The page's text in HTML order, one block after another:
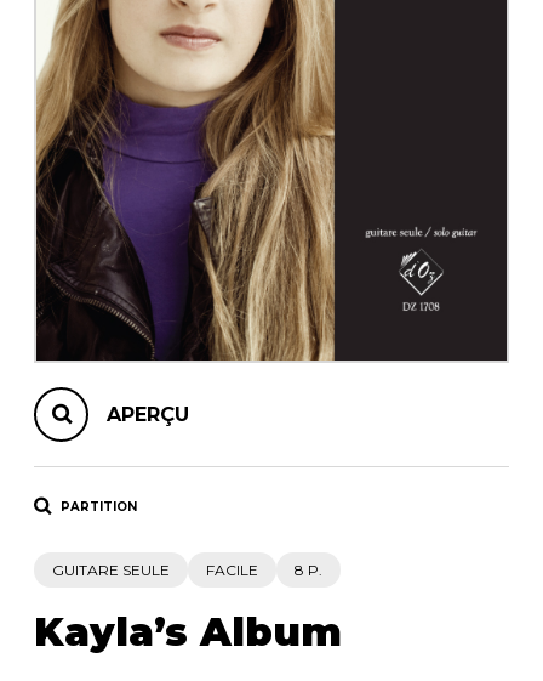
AUTRES PRODUITS
APERÇU
PARTITION
GUITARE SEULE FACILE 8 P.
Kayla’s Album